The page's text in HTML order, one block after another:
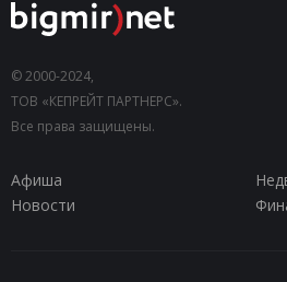
© 2000-2024,
ТОВ «КЕПРЕЙТ ПАРТНЕРС».
Все права защищены.
Афиша
Новости